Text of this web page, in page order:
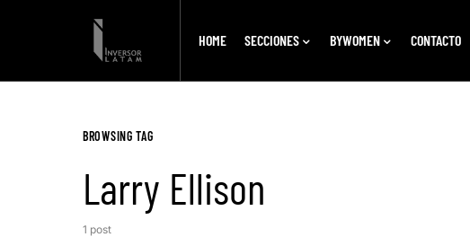
HOME SECCIONES BYWOMEN CONTACTO
BROWSING TAG
Larry Ellison
1 post